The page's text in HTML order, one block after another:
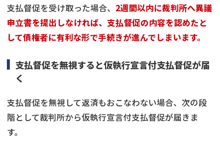
支払督促を受け取った場合、 2週間以内に裁判所へ異議
申立書を提出しなければ、支払督促の内容を認めたと
して債権者に有利な形で手続きが進んでしまいます。
支払督促を無視すると仮執行宣言付支払督促が届
く
支払督促を無視して返済もおこなわない場合、次の段
階として裁判所から仮執行宣言付支払督促が届きま
す。